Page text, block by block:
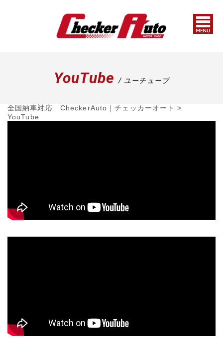
YouTube / ユーチューブ
全国納車対応 CheckerAuto｜チェッカーオート >
YouTube